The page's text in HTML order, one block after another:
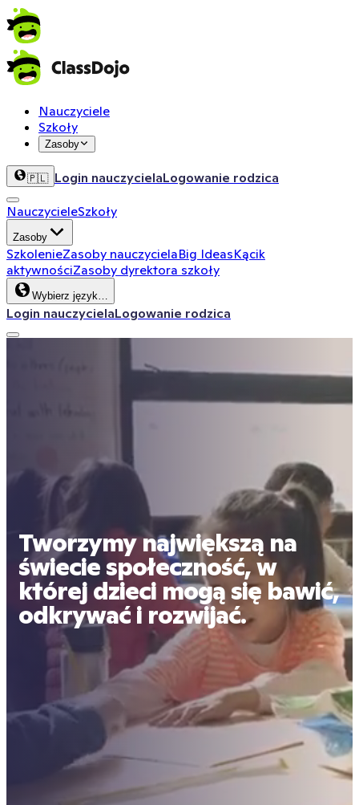
Nauczyciele
Szkoły
Zasoby
🇵🇱 Login nauczycielaLogowanie rodzica
NauczycieleSzkoły
Zasoby
SzkolenieZasoby nauczycielaBig IdeasKącik
aktywnościZasoby dyrektora szkoły
Wybierz język…
Login nauczycielaLogowanie rodzica
Tworzymy największą na
świecie społeczność, w
której dzieci mogą się bawić,
odkrywać i rozwijać.